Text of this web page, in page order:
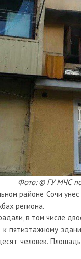
Фото: © ГУ МЧС
районе Сочи
региона.
в том числе
к пятиэтажному
человек.